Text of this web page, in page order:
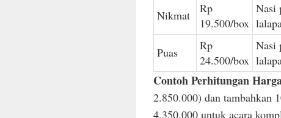
Nikmat
Rp
19.500/box
Nasi
Puas
Rp
24.500/box
Nasi
Contoh Perhitungan
2.850.000) dan tambahkan
4.350.000 untuk acara